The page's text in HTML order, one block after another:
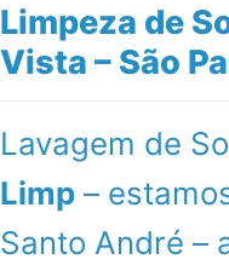
Limpeza de
Vista – São
Lavagem de
Limp –
Santo André –